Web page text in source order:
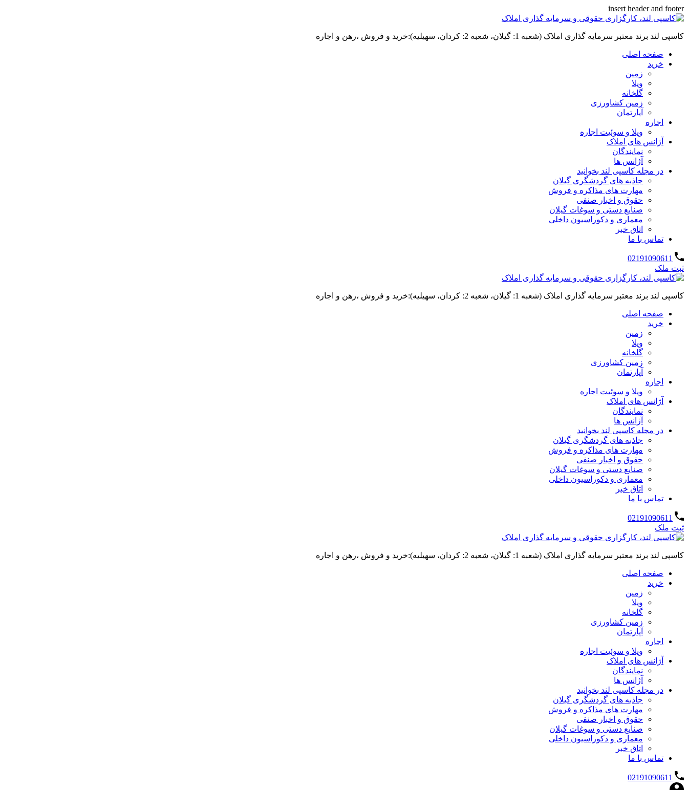
insert header and footer
کاسپی لند برند معتبر سرمایه گذاری املاک (شعبه 1: گیلان، شعبه 2: کردان، سهیلیه):خرید و فروش ،رهن و اجاره
صفحه اصلی
خرید
زمین
ویلا
گلخانه
زمین کشاورزی
آپارتمان
اجاره
ویلا و سوئیت اجاره
آژانس های املاک
نمایندگان
آژانس ها
در مجله کاسپی لند بخوانید
جاذبه های گردشگری گیلان
مهارت های مذاکره و فروش
حقوق و اخبار صنفی
صنایع دستی و سوغات گیلان
معماری و دکوراسیون داخلی
اتاق خبر
تماس با ما
02191090611
ثبت ملک
کاسپی لند برند معتبر سرمایه گذاری املاک (شعبه 1: گیلان، شعبه 2: کردان، سهیلیه):خرید و فروش ،رهن و اجاره
صفحه اصلی
خرید
زمین
ویلا
گلخانه
زمین کشاورزی
آپارتمان
اجاره
ویلا و سوئیت اجاره
آژانس های املاک
نمایندگان
آژانس ها
در مجله کاسپی لند بخوانید
جاذبه های گردشگری گیلان
مهارت های مذاکره و فروش
حقوق و اخبار صنفی
صنایع دستی و سوغات گیلان
معماری و دکوراسیون داخلی
اتاق خبر
تماس با ما
02191090611
ثبت ملک
کاسپی لند برند معتبر سرمایه گذاری املاک (شعبه 1: گیلان، شعبه 2: کردان، سهیلیه):خرید و فروش ،رهن و اجاره
صفحه اصلی
خرید
زمین
ویلا
گلخانه
زمین کشاورزی
آپارتمان
اجاره
ویلا و سوئیت اجاره
آژانس های املاک
نمایندگان
آژانس ها
در مجله کاسپی لند بخوانید
جاذبه های گردشگری گیلان
مهارت های مذاکره و فروش
حقوق و اخبار صنفی
صنایع دستی و سوغات گیلان
معماری و دکوراسیون داخلی
اتاق خبر
تماس با ما
02191090611